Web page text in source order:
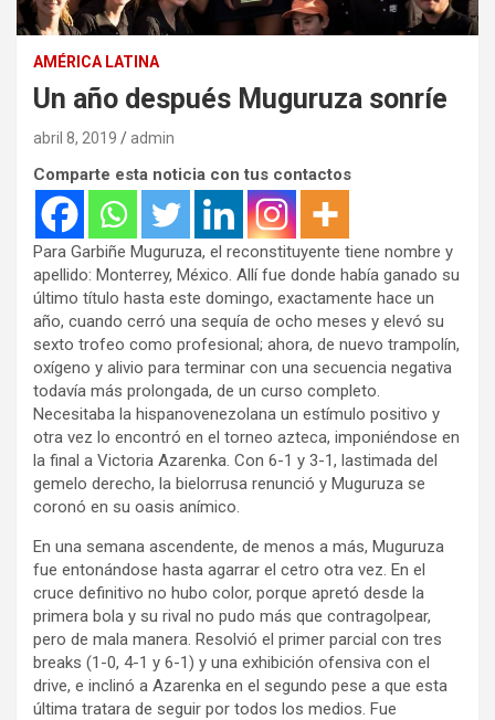
AMÉRICA LATINA
Un año después Muguruza sonríe
abril 8, 2019 admin
Comparte esta noticia con tus contactos
Para Garbiñe Muguruza, el reconstituyente tiene nombre y
apellido: Monterrey, México. Allí fue donde había ganado su
último título hasta este domingo, exactamente hace un
año, cuando cerró una sequía de ocho meses y elevó su
sexto trofeo como profesional; ahora, de nuevo trampolín,
oxígeno y alivio para terminar con una secuencia negativa
todavía más prolongada, de un curso completo.
Necesitaba la hispanovenezolana un estímulo positivo y
otra vez lo encontró en el torneo azteca, imponiéndose en
la final a Victoria Azarenka. Con 6-1 y 3-1, lastimada del
gemelo derecho, la bielorrusa renunció y Muguruza se
coronó en su oasis anímico.
En una semana ascendente, de menos a más, Muguruza
fue entonándose hasta agarrar el cetro otra vez. En el
cruce definitivo no hubo color, porque apretó desde la
primera bola y su rival no pudo más que contragolpear,
pero de mala manera. Resolvió el primer parcial con tres
breaks (1-0, 4-1 y 6-1) y una exhibición ofensiva con el
drive, e inclinó a Azarenka en el segundo pese a que esta
última tratara de seguir por todos los medios. Fue